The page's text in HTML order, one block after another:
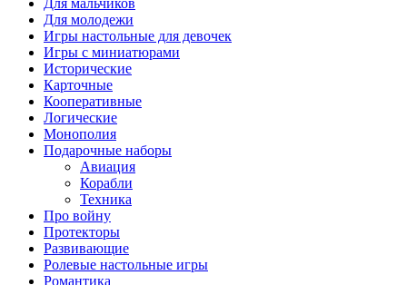
Для мальчиков
Для молодежи
Игры настольные для девочек
Игры с миниатюрами
Исторические
Карточные
Кооперативные
Логические
Монополия
Подарочные наборы
Авиация
Корабли
Техника
Про войну
Протекторы
Развивающие
Ролевые настольные игры
Романтика